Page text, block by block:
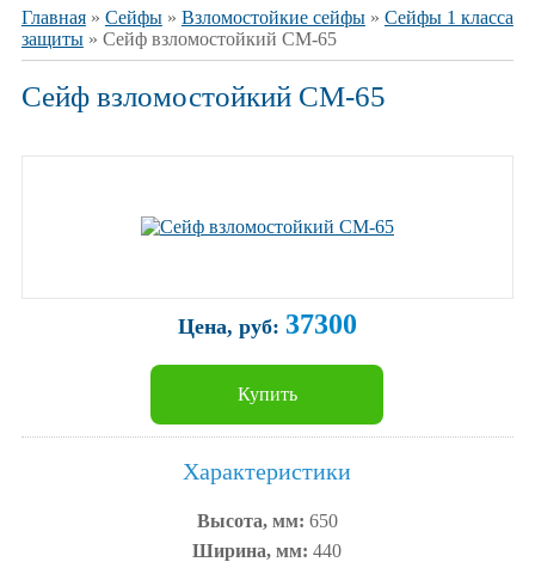
Главная» Сейфы» Взломостойкие сейфы» Сейфы 1 класса
защиты» Сейф взломостойкий СМ-65
Сейф взломостойкий СМ-65
Цена, руб: 37300
Купить
Характеристики
Высота, мм: 650
Ширина, мм:440